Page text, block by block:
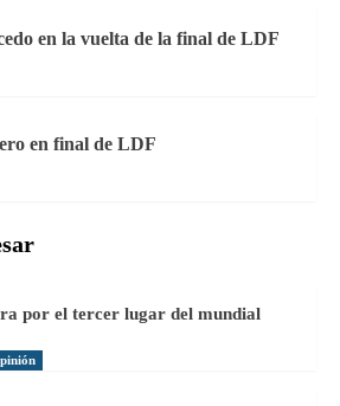
en la vuelta de la final de LDF
en final de LDF
por el tercer lugar del mundial